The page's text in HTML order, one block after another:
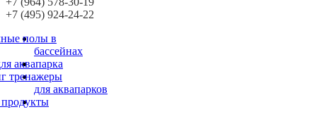
+7 (495) 924-24-22
полы в
бассейнах
аквапарка
тренажеры
для аквапарков